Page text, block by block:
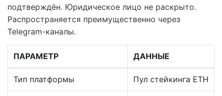
подтверждён. Юридическое лицо не раскрыто.
Распространяется преимущественно через
Telegram-каналы.
ПАРАМЕТР ДАННЫЕ
Тип платформы Пул стейкинга ETH